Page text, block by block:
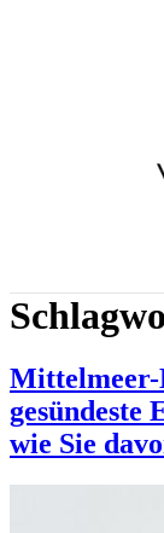
Mittelmeer-
wie Sie